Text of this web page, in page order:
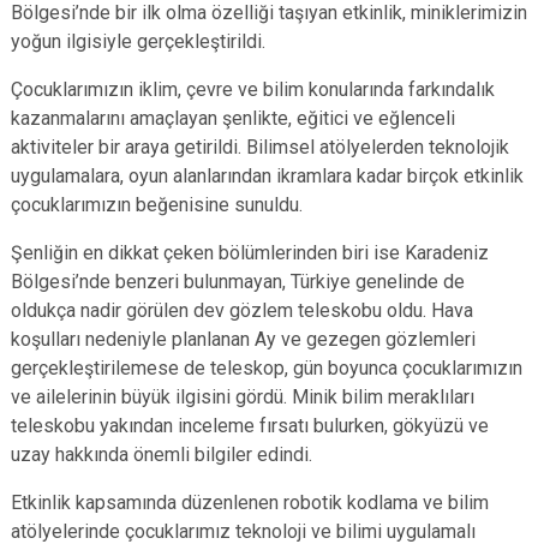
Bölgesi’nde bir ilk olma özelliği taşıyan etkinlik, miniklerimizin
yoğun ilgisiyle gerçekleştirildi.
Çocuklarımızın iklim, çevre ve bilim konularında farkındalık
kazanmalarını amaçlayan şenlikte, eğitici ve eğlenceli
aktiviteler bir araya getirildi. Bilimsel atölyelerden teknolojik
uygulamalara, oyun alanlarından ikramlara kadar birçok etkinlik
çocuklarımızın beğenisine sunuldu.
Şenliğin en dikkat çeken bölümlerinden biri ise Karadeniz
Bölgesi’nde benzeri bulunmayan, Türkiye genelinde de
oldukça nadir görülen dev gözlem teleskobu oldu. Hava
koşulları nedeniyle planlanan Ay ve gezegen gözlemleri
gerçekleştirilemese de teleskop, gün boyunca çocuklarımızın
ve ailelerinin büyük ilgisini gördü. Minik bilim meraklıları
teleskobu yakından inceleme fırsatı bulurken, gökyüzü ve
uzay hakkında önemli bilgiler edindi.
Etkinlik kapsamında düzenlenen robotik kodlama ve bilim
atölyelerinde çocuklarımız teknoloji ve bilimi uygulamalı